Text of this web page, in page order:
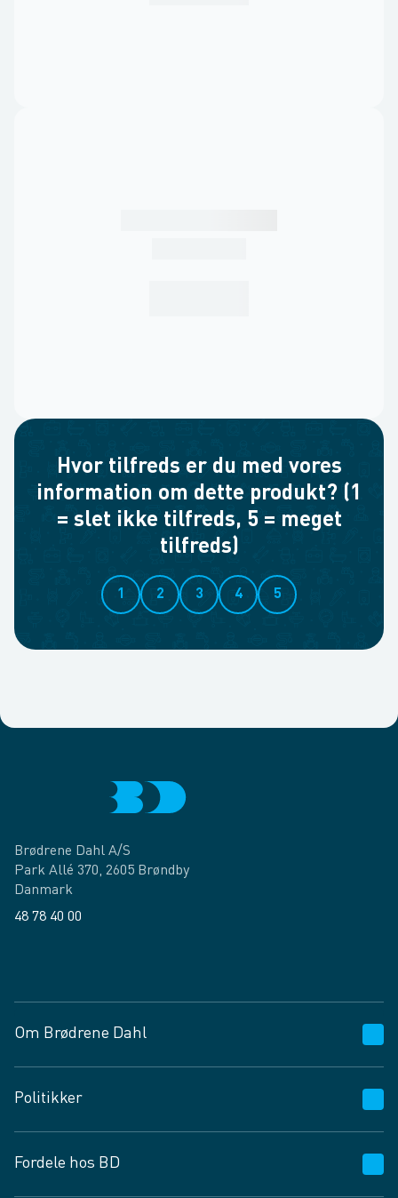
Hvor tilfreds er du med vores
information om dette produkt? (1
= slet ikke tilfreds, 5 = meget
tilfreds)
1 2 3 4 5
Brødrene Dahl A/S
Park Allé 370, 2605 Brøndby
Danmark
48 78 40 00
Om Brødrene Dahl
Vagttelefon 30 10 89 89
Spørgsmål og svar
Job og karriere
Politikker
Privatlivspolitik
Fordele hos BD